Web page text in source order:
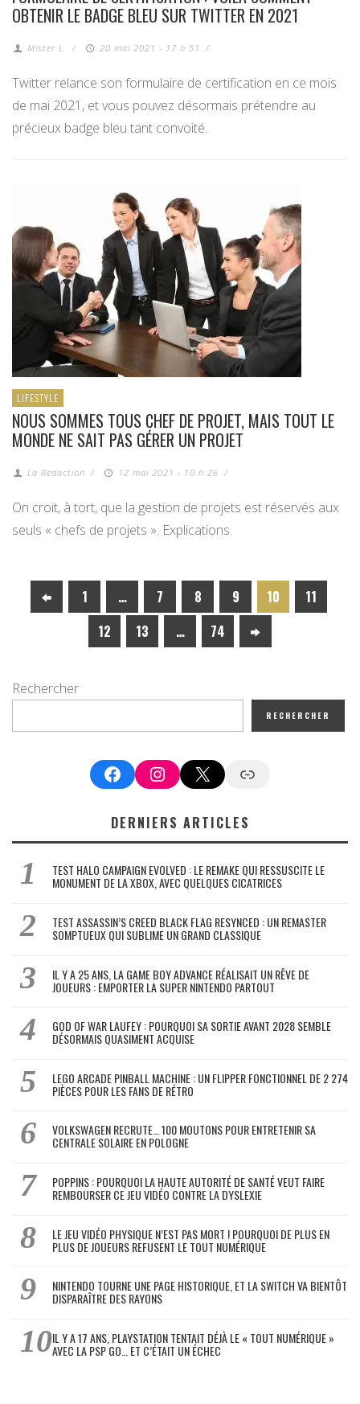
OBTENIR LE BADGE BLEU SUR TWITTER EN 2021
Mister L. / 20 mai 2021 - 17 h 51 /
Twitter relance son formulaire de certification en ce mois
de mai 2021, et vous pouvez désormais prétendre au
précieux badge bleu tant convoité.
LIFESTYLE
NOUS SOMMES TOUS CHEF DE PROJET, MAIS TOUT LE
MONDE NE SAIT PAS GÉRER UN PROJET
La Redaction / 12 mai 2021 - 10 h 26 /
On croit, à tort, que la gestion de projets est réservés aux
seuls « chefs de projets ». Explications.
1 … 7 8 9 10
11
12
13 … 74
Rechercher
RECHERCHER
FacebookInstagram
X Google News
DERNIERS ARTICLES
TEST HALO CAMPAIGN EVOLVED : LE REMAKE QUI RESSUSCITE LE
MONUMENT DE LA XBOX, AVEC QUELQUES CICATRICES
TEST ASSASSIN’S CREED BLACK FLAG RESYNCED : UN REMASTER
SOMPTUEUX QUI SUBLIME UN GRAND CLASSIQUE
IL Y A 25 ANS, LA GAME BOY ADVANCE RÉALISAIT UN RÊVE DE
JOUEURS : EMPORTER LA SUPER NINTENDO PARTOUT
GOD OF WAR LAUFEY : POURQUOI SA SORTIE AVANT 2028 SEMBLE
DÉSORMAIS QUASIMENT ACQUISE
LEGO ARCADE PINBALL MACHINE : UN FLIPPER FONCTIONNEL DE 2 274
PIÈCES POUR LES FANS DE RÉTRO
VOLKSWAGEN RECRUTE… 100 MOUTONS POUR ENTRETENIR SA
CENTRALE SOLAIRE EN POLOGNE
POPPINS : POURQUOI LA HAUTE AUTORITÉ DE SANTÉ VEUT FAIRE
REMBOURSER CE JEU VIDÉO CONTRE LA DYSLEXIE
LE JEU VIDÉO PHYSIQUE N’EST PAS MORT ! POURQUOI DE PLUS EN
PLUS DE JOUEURS REFUSENT LE TOUT NUMÉRIQUE
NINTENDO TOURNE UNE PAGE HISTORIQUE, ET LA SWITCH VA BIENTÔT
DISPARAÎTRE DES RAYONS
IL Y A 17 ANS, PLAYSTATION TENTAIT DÉJÀ LE « TOUT NUMÉRIQUE »
AVEC LA PSP GO… ET C’ÉTAIT UN ÉCHEC